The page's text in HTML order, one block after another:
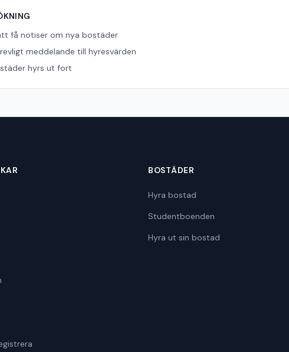
få notiser om nya bostäder
meddelande till hyresvärden
hyrs ut fort
BOSTÄDER
Hyra bostad
Studentboenden
Hyra ut sin bostad